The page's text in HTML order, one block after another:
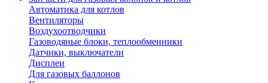
Автоматика для котлов
Вентиляторы
Воздухоотводчики
Газоводяные блоки, теплообменники
Датчики, выключатели
Дисплеи
Для газовых баллонов